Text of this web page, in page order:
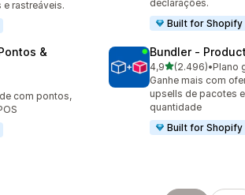
rastreáveis.
declarações.
Built for Shopify
&
com pontos,
Bundler ‑
4,9de 5 estrelas
(2.496)
2496 avaliações ao
•Plano
Ganhe mais com
upsells de pacotes
quantidade
Built for Shopify